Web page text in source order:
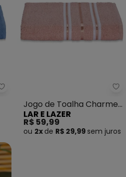
Lar e Lazer - Jogo de Toalha
Jogo de Toalha Charme
(Rosê) 2 Peças
LAR E LAZER
R$ 59,99
ou 2x de R$ 29,99 sem juros